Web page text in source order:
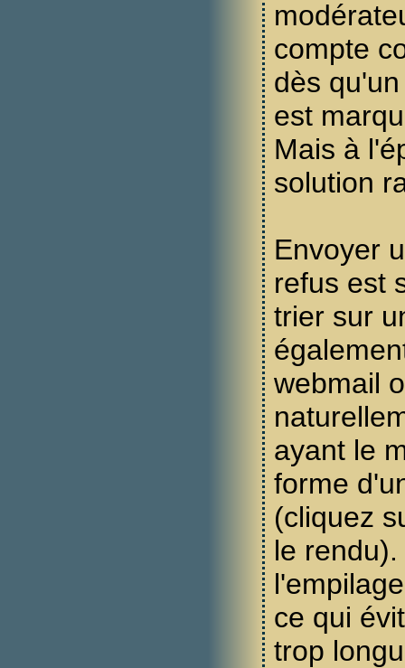
compte
dès
est
Mais à
solution
Envoyer
refus est
trier sur
webmail
ayant le
forme
(cliquez
le
ce qui
trop